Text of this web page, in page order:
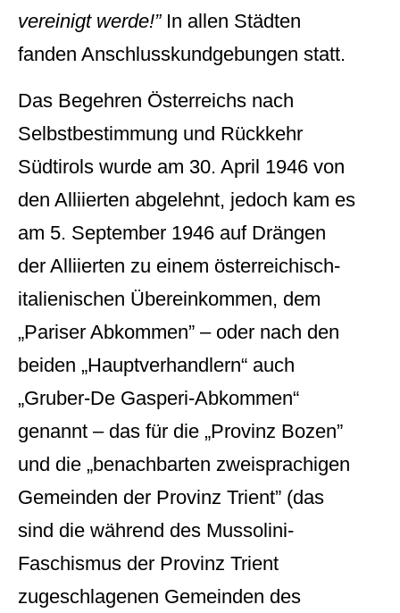
vereinigt werde!”In allen Städten
fanden Anschlusskundgebungen statt.
Das Begehren Österreichs nach
Selbstbestimmung und Rückkehr
Südtirols wurde am 30. April 1946 von
den Alliierten abgelehnt, jedoch kam es
am 5. September 1946 auf Drängen
der Alliierten zu einem österreichisch-
italienischen Übereinkommen, dem
„Pariser Abkommen” – oder nach den
beiden „Hauptverhandlern“ auch
„Gruber-De Gasperi-Abkommen“
genannt – das für die „Provinz Bozen”
und die „benachbarten zweisprachigen
Gemeinden der Provinz Trient” (das
sind die während des Mussolini-
Faschismus der Provinz Trient
zugeschlagenen Gemeinden des